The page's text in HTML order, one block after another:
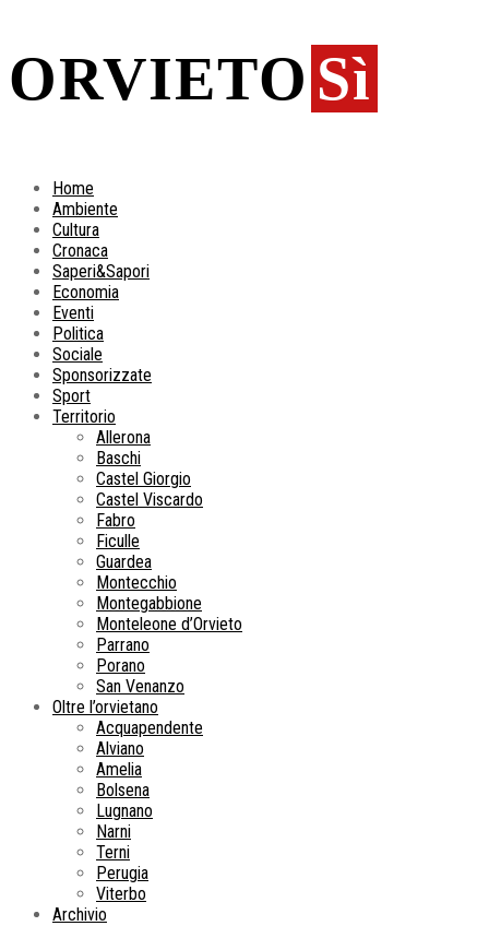
ORVIETO Sì
Home
Ambiente
Cultura
Cronaca
Saperi&Sapori
Economia
Eventi
Politica
Sociale
Sponsorizzate
Sport
Territorio
Allerona
Baschi
Castel Giorgio
Castel Viscardo
Fabro
Ficulle
Guardea
Montecchio
Montegabbione
Monteleone d’Orvieto
Parrano
Porano
San Venanzo
Oltre l’orvietano
Acquapendente
Alviano
Amelia
Bolsena
Lugnano
Narni
Terni
Perugia
Viterbo
Archivio